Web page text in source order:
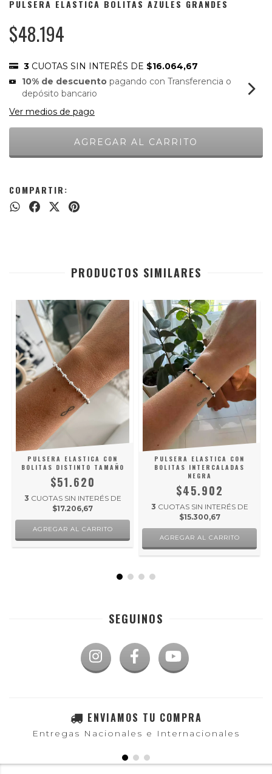
PULSERA ELASTICA BOLITAS AZULES GRANDES
$48.194
3 CUOTAS SIN INTERÉS DE $16.064,67
10% de descuento pagando con Transferencia o
depósito bancario
Ver medios de pago
COMPARTIR:
PRODUCTOS SIMILARES
PULSERA ELASTICA CON
BOLITAS DISTINTO TAMAÑO
$51.620
3 CUOTAS SIN INTERÉS DE
$17.206,67
PULSERA ELASTICA CON
BOLITAS INTERCALADAS
NEGRA
$45.902
3 CUOTAS SIN INTERÉS DE
$15.300,67
SEGUINOS
ENVIAMOS TU COMPRA
Entregas Nacionales e Internacionales